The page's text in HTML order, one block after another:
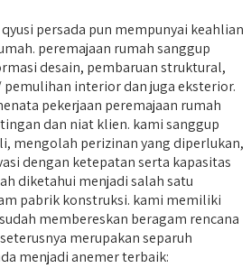
persada pun mempunyai keahlian
peremajaan rumah sanggup
desain, pembaruan struktural,
interior dan juga eksterior.
pekerjaan peremajaan rumah
dan niat klien. kami sanggup
mengolah perizinan yang diperlukan,
dengan ketepatan serta kapasitas
diketahui menjadi salah satu
pabrik konstruksi. kami memiliki
membereskan beragam rencana
merupakan separuh
menjadi anemer terbaik: